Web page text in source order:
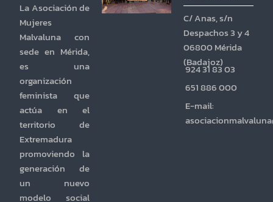
La Asociación de
Mujeres
Malvaluna con
sede en Mérida,
es una
organización
feminista que
actúa en el
territorio de
Extremadura
promoviendo la
generación de
un nuevo
modelo social
C/ Anas, s/n
Despachos 3 y 4
06800 Mérida
(Badajoz)
924 31 83 03
651 886 000
E-mail: